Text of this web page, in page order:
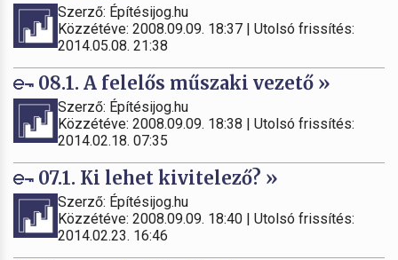
Szerző: Építésijog.hu
Közzétéve: 2008.09.09. 18:37 | Utolsó frissítés:
2014.05.08. 21:38
08.1. A felelős műszaki vezető »
Szerző: Építésijog.hu
Közzétéve: 2008.09.09. 18:38 | Utolsó frissítés:
2014.02.18. 07:35
07.1. Ki lehet kivitelező? »
Szerző: Építésijog.hu
Közzétéve: 2008.09.09. 18:40 | Utolsó frissítés:
2014.02.23. 16:46